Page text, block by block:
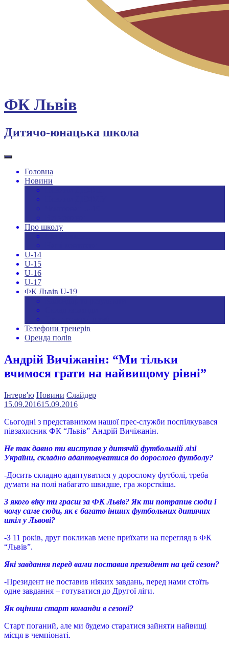
ФК Львів
Дитячо-юнацька школа
Головна
Новини
Про школу
U-14
U-15
U-16
U-17
ФК Львів U-19
Телефони тренерів
Оренда полів
Андрій Вичіжанін: “Ми тільки
вчимося грати на найвищому рівні”
Інтерв'ю Новини Слайдер
15.09.201615.09.2016
Сьогодні з представником нашої прес-служби поспілкувався
півзахисник ФК “Львів” Андрій Вичіжанін.
Не так давно ти виступав у дитячій футбольній лізі
України, складно адаптовуватися до дорослого футболу?
-Досить складно адаптуватися у дорослому футболі, треба
думати на полі набагато швидше, гра жорсткіша.
З якого віку ти граєш за ФК Львів? Як ти потрапив сюди і
чому саме сюди, як є багато інших футбольних дитячих
шкіл у Львові?
-З 11 років, друг покликав мене приїхати на перегляд в ФК
“Львів”.
Які завдання перед вами поставив президент на цей сезон?
-Президент не поставив ніяких завдань, перед нами стоїть
одне завдання – готуватися до Другої ліги.
Як оціниш старт команди в сезоні?
Старт поганий, але ми будемо старатися зайняти найвищі
місця в чемпіонаті.